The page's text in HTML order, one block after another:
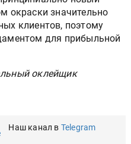
окраски значительно
клиентов, поэтому
для прибыльной
оклейщик
Наш канал в Telegram